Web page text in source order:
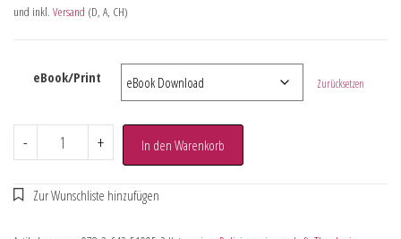
und inkl. Versand (D, A, CH)
eBook/Print Zurücksetzen
- + In den Warenkorb